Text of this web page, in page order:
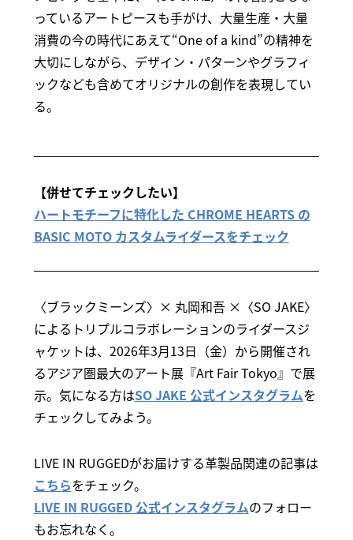
っているアートピースも手がけ、大量生産・大量
消費の今の時代にあえて“One of a kind”の精神を
大切にしながら、デザイン・パターンやグラフィ
ックなども含めてオリジナルの創作を表現してい
る。
【併せてチェックしたい】
ハートモチーフに特化した CHROME HEARTS の
BASIC MOTO カスタムライダースをチェック
〈ブラックミーンズ〉× 丸岡和吾 ×〈SO JAKE〉
によるトリプルコラボレーションのライダースジ
ャケットは、2026年3月13日（金）から開催され
るアジア圏最大のアート展『Art Fair Tokyo』で展
示。気になる方はSO JAKE 公式インスタグラムを
チェックしてみよう。
LIVE IN RUGGEDがお届けする革製品関連の記事は
こちらをチェック。
LIVE IN RUGGED 公式インスタグラムのフォロー
もお忘れなく。